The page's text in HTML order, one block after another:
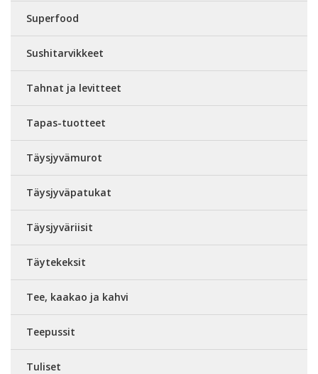
Superfood
Sushitarvikkeet
Tahnat ja levitteet
Tapas-tuotteet
Täysjyvämurot
Täysjyväpatukat
Täysjyväriisit
Täytekeksit
Tee, kaakao ja kahvi
Teepussit
Tuliset